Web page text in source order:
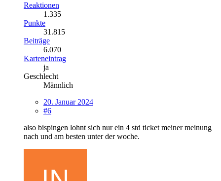
Reaktionen
1.335
Punkte
31.815
Beiträge
6.070
Karteneintrag
ja
Geschlecht
Männlich
20. Januar 2024
#6
also bispingen lohnt sich nur ein 4 std ticket meiner meinung
nach und am besten unter der woche.